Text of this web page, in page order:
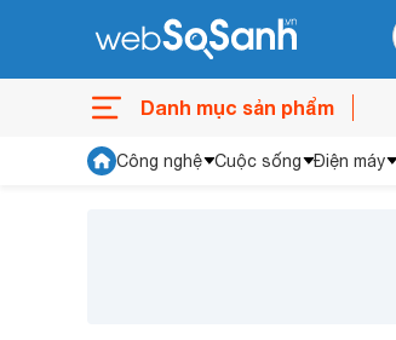
Danh mục sản phẩm
Công nghệ Cuộc sống Điện máy